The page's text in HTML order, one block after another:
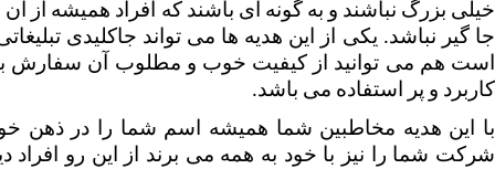
کاربرد و پر استفاده می باشد.